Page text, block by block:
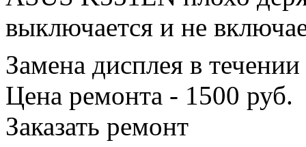
выключается и не
Замена дисплея в
Цена ремонта - 1500 руб.
Заказать ремонт